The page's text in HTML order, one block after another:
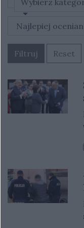
Wybierz
Filtruj Reset